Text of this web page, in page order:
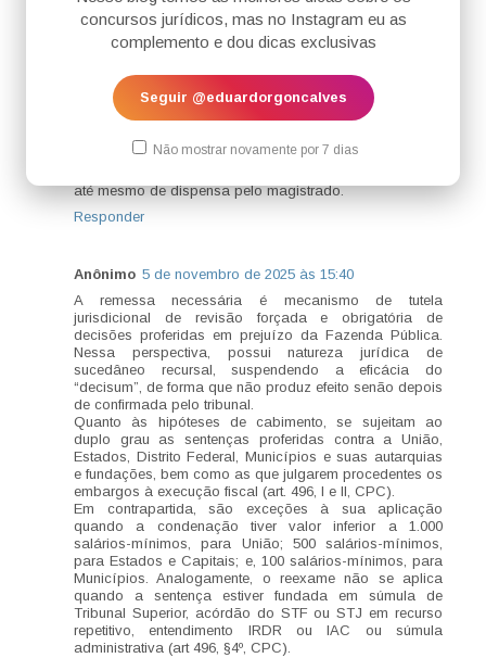
concursos jurídicos, mas no Instagram eu as
complemento e dou dicas exclusivas
Seguir @eduardorgoncalves
Não mostrar novamente por 7 dias
demais Municípios) e também pela conformidade a
entendimentos vinculantes fundados em precedentes
qualificados e em orientação do próprio tribunal.
e 743), designando-o “recurso de ofício”, o caráter
recursal da remessa necessária tem sido hodiernamente
repudiado em razão da ausência da voluntariedade, já
que se trata de mecanismo processual deflagrado ex
lege, independentemente da vontade das partes, de
até mesmo de dispensa pelo magistrado.
Responder
Anônimo 5 de novembro de 2025 às 15:40
A remessa necessária é mecanismo de tutela
jurisdicional de revisão forçada e obrigatória de
decisões proferidas em prejuízo da Fazenda Pública.
Nessa perspectiva, possui natureza jurídica de
sucedâneo recursal, suspendendo a eficácia do
“decisum”, de forma que não produz efeito senão depois
de confirmada pelo tribunal.
Quanto às hipóteses de cabimento, se sujeitam ao
duplo grau as sentenças proferidas contra a União,
Estados, Distrito Federal, Municípios e suas autarquias
e fundações, bem como as que julgarem procedentes os
embargos à execução fiscal (art. 496, I e II, CPC).
Em contrapartida, são exceções à sua aplicação
quando a condenação tiver valor inferior a 1.000
salários-mínimos, para União; 500 salários-mínimos,
para Estados e Capitais; e, 100 salários-mínimos, para
Municípios. Analogamente, o reexame não se aplica
quando a sentença estiver fundada em súmula de
Tribunal Superior, acórdão do STF ou STJ em recurso
repetitivo, entendimento IRDR ou IAC ou súmula
administrativa (art 496, §4º, CPC).